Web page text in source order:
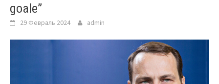
goale”
29 Февраль 2024 admin